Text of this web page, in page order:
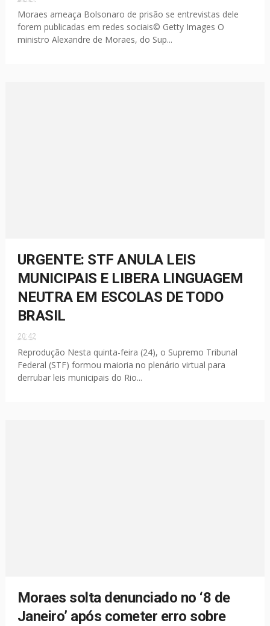
Moraes ameaça Bolsonaro de prisão se entrevistas dele
forem publicadas em redes sociais© Getty Images O
ministro Alexandre de Moraes, do Sup...
URGENTE: STF ANULA LEIS
MUNICIPAIS E LIBERA LINGUAGEM
NEUTRA EM ESCOLAS DE TODO
BRASIL
20:42
Reprodução Nesta quinta-feira (24), o Supremo Tribunal
Federal (STF) formou maioria no plenário virtual para
derrubar leis municipais do Rio...
Moraes solta denunciado no ‘8 de
Janeiro’ após cometer erro sobre